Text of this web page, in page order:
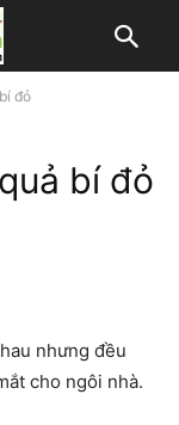
đỏ
bí đỏ
nhưng đều
cho ngôi nhà.